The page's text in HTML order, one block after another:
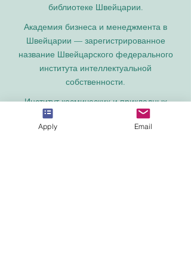
библиотеке Швейцарии.
Академия бизнеса и менеджмента в
Швейцарии — зарегистрированное
название Швейцарского федерального
института интеллектуальной
собственности.
Институт космических и прикладных
технологий IOSAAT, развитие космических
Apply Email